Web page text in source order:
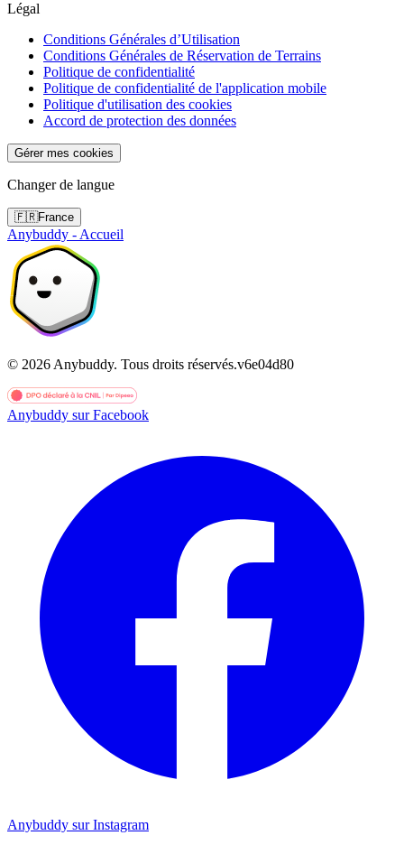
Légal
Conditions Générales d’Utilisation
Conditions Générales de Réservation de Terrains
Politique de confidentialité
Politique de confidentialité de l'application mobile
Politique d'utilisation des cookies
Accord de protection des données
Gérer mes cookies
Changer de langue
🇫🇷France
Anybuddy - Accueil
© 2026 Anybuddy. Tous droits réservés.v6e04d80
Anybuddy sur Facebook
Anybuddy sur Instagram